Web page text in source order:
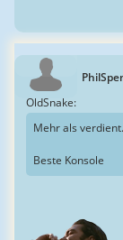
OldSnake:
Mehr als verdient.
Beste Konsole